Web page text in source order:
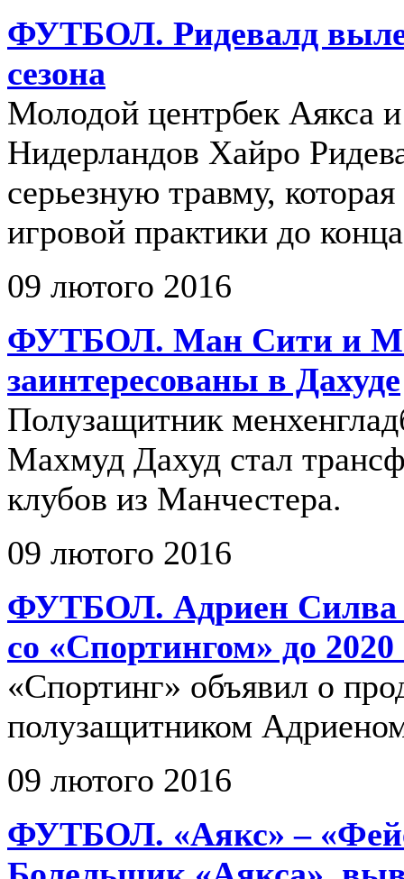
ФУТБОЛ. Ридевалд
сезона
Молодой центрбек Аякса
Нидерландов Хайро
серьезную травму,
игровой практики до
09 лютого 2016
ФУТБОЛ. Ман Сити и
заинтересованы в Дахуде
Полузащитник
Махмуд Дахуд стал
клубов из Манчестера.
09 лютого 2016
ФУТБОЛ. Адриен Силва
со «Спортингом» до 2020
«Спортинг» объявил о
полузащитником
09 лютого 2016
ФУТБОЛ. «Аякс» –